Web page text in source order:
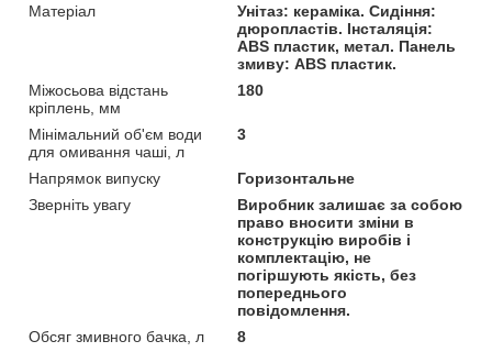
Матеріал
Унітаз: кераміка. Сидіння:
дюропластів. Інсталяція:
ABS пластик, метал. Панель
змиву: ABS пластик.
Міжосьова відстань
кріплень, мм
180
Мінімальний об'єм води
для омивання чаші, л
3
Напрямок випуску
Горизонтальне
Зверніть увагу
Виробник залишає за собою
право вносити зміни в
конструкцію виробів і
комплектацію, не
погіршують якість, без
попереднього
повідомлення.
Обсяг змивного бачка, л
8